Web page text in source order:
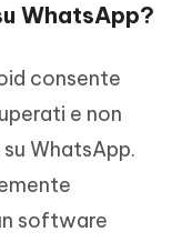
WhatsApp?
consente
e non
WhatsApp.
software